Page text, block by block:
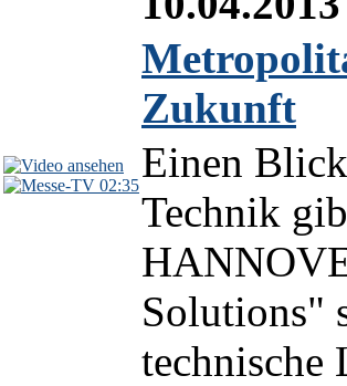
02:35
Zukunft
Einen
Technik
Solutions"
technische